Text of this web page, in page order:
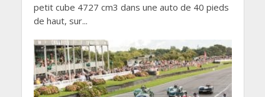
petit cube 4727 cm3 dans une auto de 40 pieds
de haut, sur...